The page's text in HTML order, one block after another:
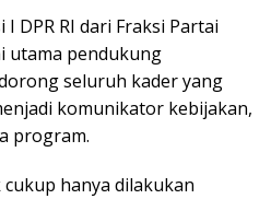
DPR RI dari Fraksi Partai
utama pendukung
seluruh kader yang
komunikator kebijakan,
program.
hanya dilakukan